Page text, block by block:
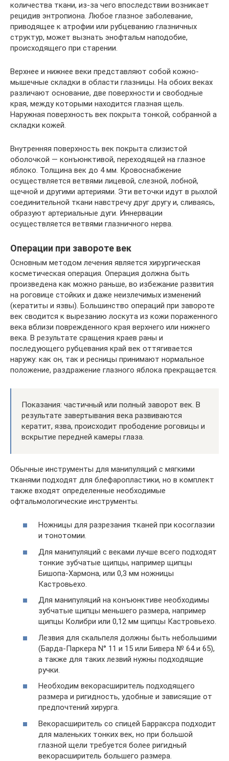
количества ткани, из-за чего впоследствии возникает
рецидив энтропиона. Любое глазное заболевание,
приводящее к атрофии или рубцеванию глазничных
структур, может вызнать энофтальм наподобие,
происходящего при старении.
Верхнее и нижнее веки представляют собой кожно-
мышечные складки в области глазницы. На обоих веках
различают основание, две поверхности и свободные
края, между которыми находится глазная щель.
Наружная поверхность век покрыта тонкой, собранной а
складки кожей.
Внутренняя поверхность век покрыта слизистой
оболочкой — конъюнктивой, переходящей на глазное
яблоко. Толщина век до 4 мм. Кровоснабжение
осуществляется ветвями лицевой, слезной, лобной,
щечной и другими артериями. Эти веточки идут в рыхлой
соединительной ткани навстречу друг другу и, сливаясь,
образуют артериальные дуги. Иннервации
осуществляется ветвями глазничного нерва.
Операции при завороте век
Основным методом лечения является хирургическая
косметическая операция. Операция должна быть
произведена как можно раньше, во избежание развития
на роговице стойких и даже неизлечимых изменений
(кератиты и язвы). Большинство операций при завороте
век сводится к вырезанию лоскута из кожи пораженного
века вблизи поврежденного края верхнего или нижнего
века. В результате сращения краев раны и
последующего рубцевания край век оттягивается
наружу: как он, так и ресницы принимают нормальное
положение, раздражение глазного яблока прекращается.
Показания: частичный или полный заворот век. В
результате завертывания века развиваются
кератит, язва, происходит прободение роговицы и
вскрытие передней камеры глаза.
Обычные инструменты для манипуляций с мягкими
тканями подходят для блефаропластики, но в комплект
также входят определенные необходимые
офтальмологические инструменты.
Ножницы для разрезания тканей при косоглазии
и тонотомии.
Для манипуляций с веками лучше всего подходят
тонкие зубчатые щипцы, например щипцы
Бишопа-Хармона, или 0,3 мм ножницы
Кастровьехо.
Для манипуляций на конъюнктиве необходимы
зубчатые щипцы меньшего размера, например
щипцы Колибри или 0,12 мм щипцы Кастровьехо.
Лезвия для скальпеля должны быть небольшими
(Барда-Паркера N° 11 и 15 или Бивера № 64 и 65),
а также для таких лезвий нужны подходящие
ручки.
Необходим векорасширитель подходящего
размера и ригидность, удобные и зависящие от
предпочтений хирурга.
Векорасширитель со спицей Барраксра подходит
для маленьких тонких век, но при большой
глазной щели требуется более ригидный
векорасширитель большего размера.